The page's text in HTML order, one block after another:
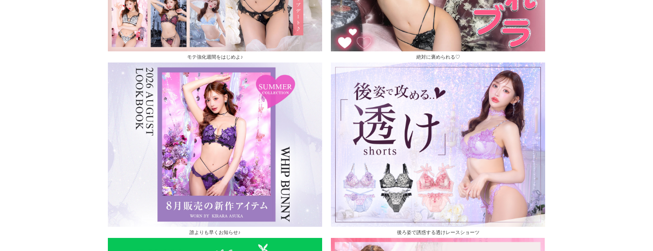
モテ強化週間をはじめよ♪ 絶対に褒められる♡
誰よりも早くお知らせ♪ 後ろ姿で誘惑する透けレースショーツ